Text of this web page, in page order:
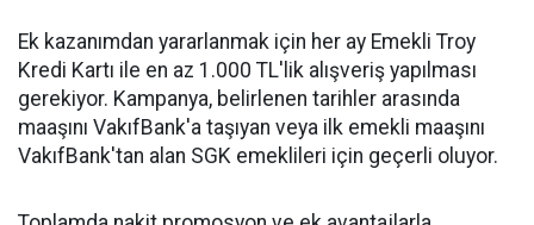
Ek kazanımdan yararlanmak için her ay Emekli Troy
Kredi Kartı ile en az 1.000 TL'lik alışveriş yapılması
gerekiyor. Kampanya, belirlenen tarihler arasında
maaşını VakıfBank'a taşıyan veya ilk emekli maaşını
VakıfBank'tan alan SGK emeklileri için geçerli oluyor.